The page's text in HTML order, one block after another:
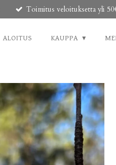
Toimitus veloituksetta yli
ALOITUS KAUPPA